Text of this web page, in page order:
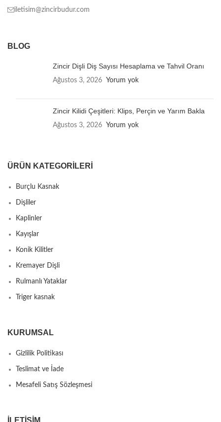
iletisim@zincirbudur.com
BLOG
Zincir Dişli Diş Sayısı Hesaplama ve Tahvil Oranı
Ağustos 3, 2026 Yorum yok
Zincir Kilidi Çeşitleri: Klips, Perçin ve Yarım Bakla
Ağustos 3, 2026 Yorum yok
ÜRÜN KATEGORILERI
Burçlu Kasnak
Dişliler
Kaplinler
Kayışlar
Konik Kilitler
Kremayer Dişli
Rulmanlı Yataklar
Triger kasnak
KURUMSAL
Gizlilik Politikası
Teslimat ve İade
Mesafeli Satış Sözleşmesi